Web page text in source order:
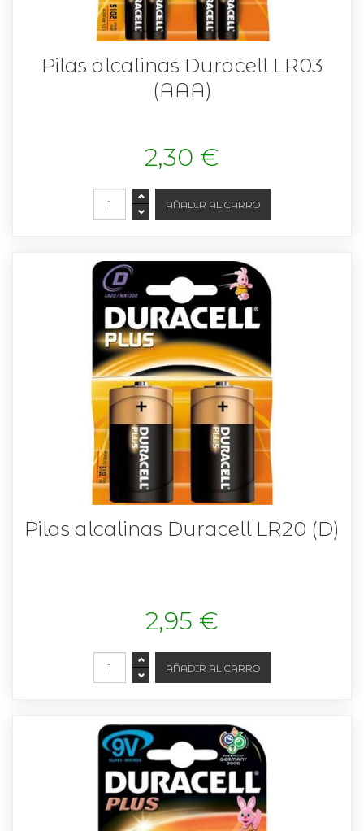
Pilas alcalinas Duracell LR03
(AAA)
2,30 €
Pilas alcalinas Duracell LR20 (D)
2,95 €